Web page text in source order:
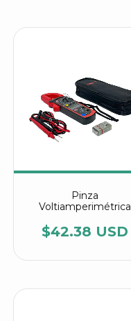
Pinza
Voltiamperimétrica
$42.38 USD